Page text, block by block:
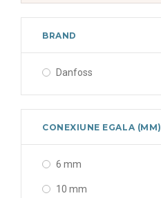
BRAND
Danfoss
CONEXIUNE EGALA (MM)
6 mm
10 mm